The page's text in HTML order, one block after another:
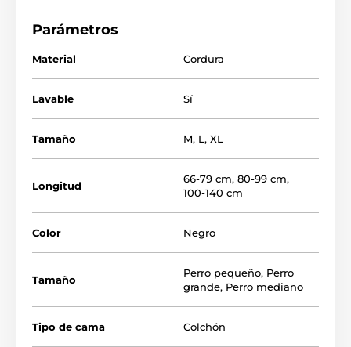
y crea un lugar cómodo para que su perro duerma o
de calidad que tanto usted como su perro apreciarán.
La ventaja es una funda extraíble que se puede lavar
Parámetros
Material Cordura
Lavable Sí
Tamaño M, L, XL
Longitud
66-79 cm, 80-99 cm,
100-140 cm
Color Negro
Tamaño
Perro pequeño, Perro
grande, Perro mediano
Tipo de cama Colchón